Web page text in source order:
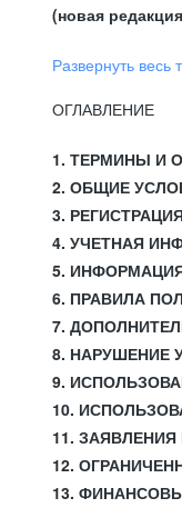
(новая
Развернуть весь
ОГЛАВЛЕНИЕ
1. ТЕРМИНЫ И
2. ОБЩИЕ
3.
4. УЧЕТНАЯ
5.
6. ПРАВИЛА
7.
8. НАРУШЕНИЕ
9.
10.
11.
12.
13.